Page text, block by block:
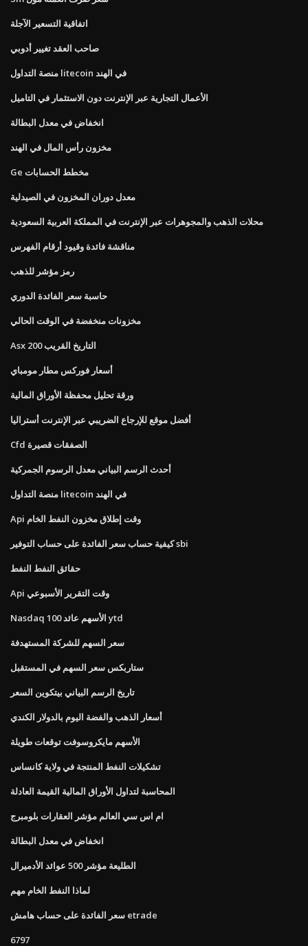
اتفاقية التسعير الآجلة
صاحب العقد تغيير أدوبي
منصة التداول litecoin في الهند
الأعمال التجارية عبر الإنترنت دون الاستثمار في التاميل
انخفاض في معدل البطالة
مخزون رأس المال في الهند
Ge مخطط الحسابات
معدل دوران المخزون في الصيدلية
محلات الذهب والمجوهرات عبر الإنترنت في المملكة العربية السعودية
مناقشة فائدة وقيود أرقام الفهرس
رمز مؤشر للذهب
حاسبة سعر الفائدة الدوري
مخزونات منخفضة في الوقت الحالي
Asx 200 التاريخ القريب
أسعار فوركس مطار مومباي
ورقة تحليل محفظة الأوراق المالية
أفضل موقع للإرجاع الضريبي عبر الإنترنت أستراليا
Cfd الصفقات قصيرة
أحدث الرسم البياني معدل الرسوم الجمركية
منصة التداول litecoin في الهند
Api وقت إطلاق مخزون النفط الخام
كيفية حساب سعر الفائدة على حساب التوفير sbi
حقائق النفط النفط
Api وقت التقرير الأسبوعي
Nasdaq 100 الأسهم عائد ytd
سعر السهم للشركة المستهدفة
ستاربكس سعر السهم في المستقبل
تاريخ الرسم البياني بيتكوين السعر
أسعار الذهب والفضة اليوم بالدولار الكندي
الأسهم مايكروسوفت توقعات طويلة
تشكيلات النفط المنتجة في ولاية كانساس
المحاسبة لتداول الأوراق المالية القيمة العادلة
ام اس سي العالم مؤشر العقارات بلومبرج
انخفاض في معدل البطالة
الطليعة مؤشر 500 عوائد الأدميرال
لماذا النفط الخام مهم
سعر الفائدة على حساب هامش etrade
6797